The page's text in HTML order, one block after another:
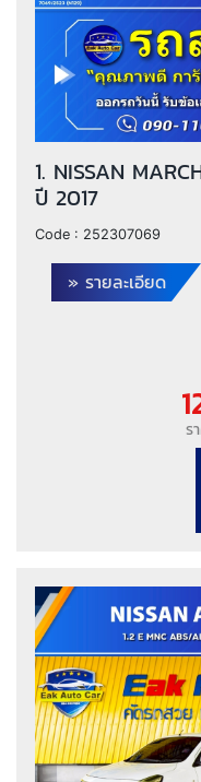
1. NISSAN
ปี 2017
Code : 252307069
» รายละเอียด
ร